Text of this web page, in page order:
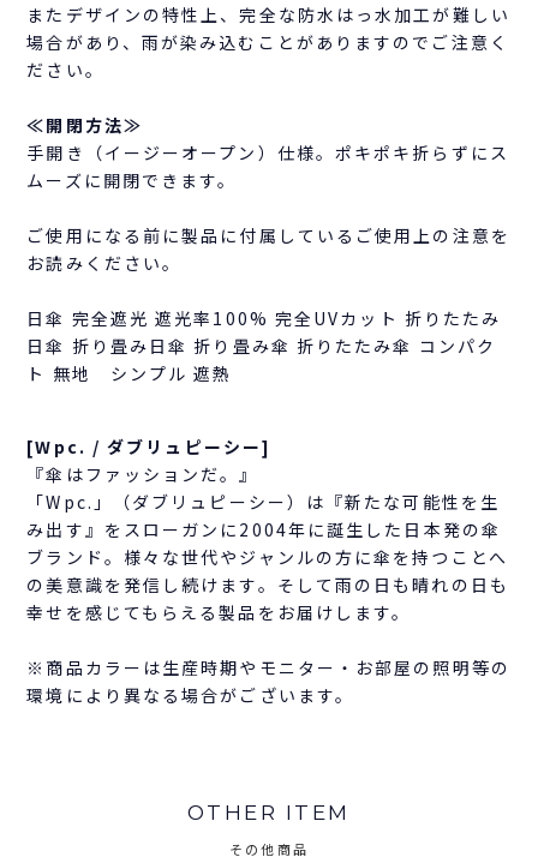
またデザインの特性上、完全な防水はっ水加工が難しい
場合があり、雨が染み込むことがありますのでご注意く
ださい。
≪開閉方法≫
手開き（イージーオープン）仕様。ポキポキ折らずにス
ムーズに開閉できます。
ご使用になる前に製品に付属しているご使用上の注意を
お読みください。
日傘 完全遮光 遮光率100% 完全UVカット 折りたたみ
日傘 折り畳み日傘 折り畳み傘 折りたたみ傘 コンパク
ト 無地 シンプル 遮熱
[Wpc. / ダブリュピーシー]
『傘はファッションだ。』
「Wpc.」（ダブリュピーシー）は『新たな可能性を生
み出す』をスローガンに2004年に誕生した日本発の傘
ブランド。様々な世代やジャンルの方に傘を持つことへ
の美意識を発信し続けます。そして雨の日も晴れの日も
幸せを感じてもらえる製品をお届けします。
※商品カラーは生産時期やモニター・お部屋の照明等の
環境により異なる場合がございます。
OTHER ITEM
その他商品